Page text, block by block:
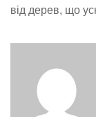
від дерев, що